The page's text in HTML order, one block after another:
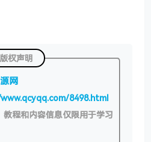
版权声明
网
8498.html
程和内容信息仅限用于学习